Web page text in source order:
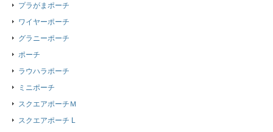
プラがまポーチ
ワイヤーポーチ
グラニーポーチ
ポーチ
ラウハラポーチ
ミニポーチ
スクエアポーチＭ
スクエアポーチ L